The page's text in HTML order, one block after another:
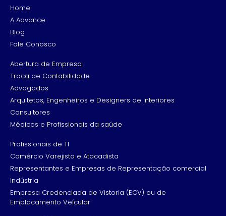
Home
A Advance
Blog
Fale Conosco
Abertura de Empresa
Troca de Contabilidade
Advogados
Arquitetos, Engenheiros e Designers de Interiores
Consultores
Médicos e Profissionais da saúde
Profissionais de TI
Comércio Varejista e Atacadista
Representantes e Empresas de Representação comercial
Indústria
Empresa Credenciada de Vistoria (ECV) ou de
Emplacamento Veícular